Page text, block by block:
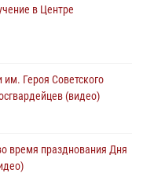
проведения
с передовыми
в Центре
Героя Советского
(видео)
время празднования Дня